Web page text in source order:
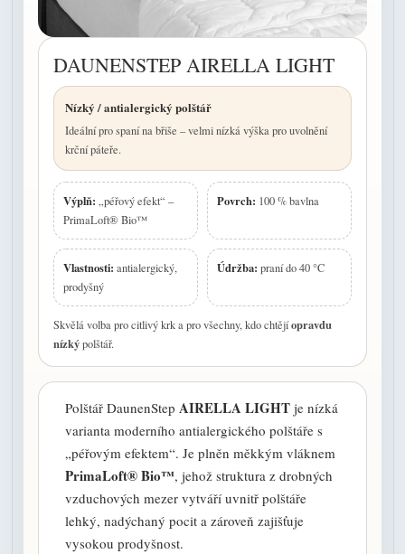
DAUNENSTEP AIRELLA LIGHT
Nízký / antialergický polštář
Ideální pro spaní na břiše – velmi nízká výška pro uvolnění
krční páteře.
Výplň: „péřový efekt“ –
PrimaLoft® Bio™
Povrch: 100 % bavlna
Vlastnosti: antialergický,
prodyšný
Údržba: praní do 40 °C
Skvělá volba pro citlivý krk a pro všechny, kdo chtějíopravdu
nízkýpolštář.
Polštář DaunenStep AIRELLA LIGHTje nízká
varianta moderního antialergického polštáře s
„péřovým efektem“. Je plněn měkkým vláknem
PrimaLoft® Bio™, jehož struktura z drobných
vzduchových mezer vytváří uvnitř polštáře
lehký, nadýchaný pocit a zároveň zajišťuje
vysokou prodyšnost.